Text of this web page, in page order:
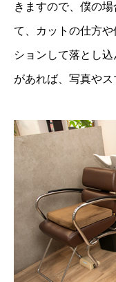
きますので、僕の
て、カットの仕方
ションして落とし
があれば、写真やス